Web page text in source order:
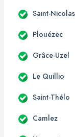
Saint-
Plouézec
Grâce-Uzel
Le Quillio
Saint-Thélo
Camlez